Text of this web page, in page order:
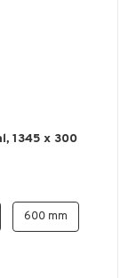
1345 x 300
600 mm